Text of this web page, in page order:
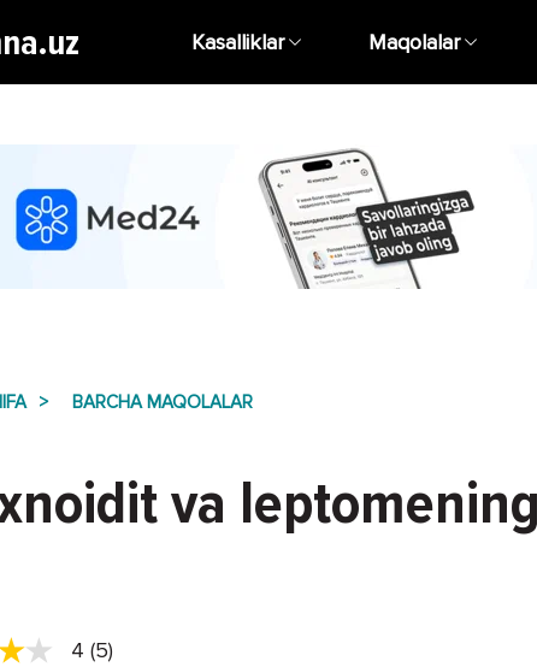
Kasalliklar Maqolalar
BARCHA MAQOLALAR
va
4 (5)